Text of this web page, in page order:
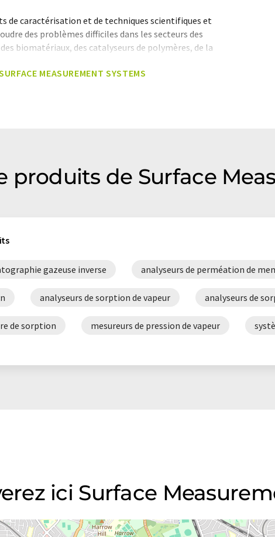
de caractérisation et de techniques scientifiques et
des problèmes difficiles dans les secteurs des
biomatériaux, des catalyseurs de polymères, de la
de premier plan dans le monde entier.
MEASUREMENT SYSTEMS
produits de Surface
gazeuse inverse analyseurs de perméation de
analyseurs de sorption de vapeur analyseurs de
de sorption mesureurs de pression de vapeur
ici Surface